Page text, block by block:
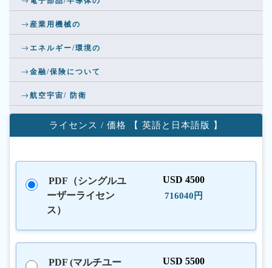
産業用機械の
エネルギー/環境の
金融/保険について
航空宇宙/ 防衛
ライセンス / 価格 【 英語と日本語版 】
PDF（シングルユ
ーザーライセン
ス）
USD 4500
716040円
PDF (マルチユー
USD 5500